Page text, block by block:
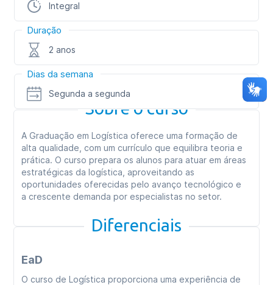
Integral
Duração
2 anos
Dias da semana
Segunda a segunda
Sobre o curso
A Graduação em Logística oferece uma formação de
alta qualidade, com um currículo que equilibra teoria e
prática. O curso prepara os alunos para atuar em áreas
estratégicas da logística, aproveitando as
oportunidades oferecidas pelo avanço tecnológico e
a crescente demanda por especialistas no setor.
Diferenciais
EaD
O curso de Logística proporciona uma experiência de